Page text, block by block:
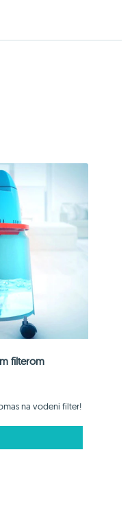
filterom
na vodeni filter!